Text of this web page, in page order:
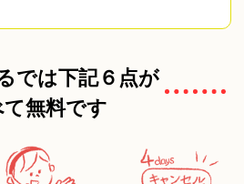
では下記６点が
無料です